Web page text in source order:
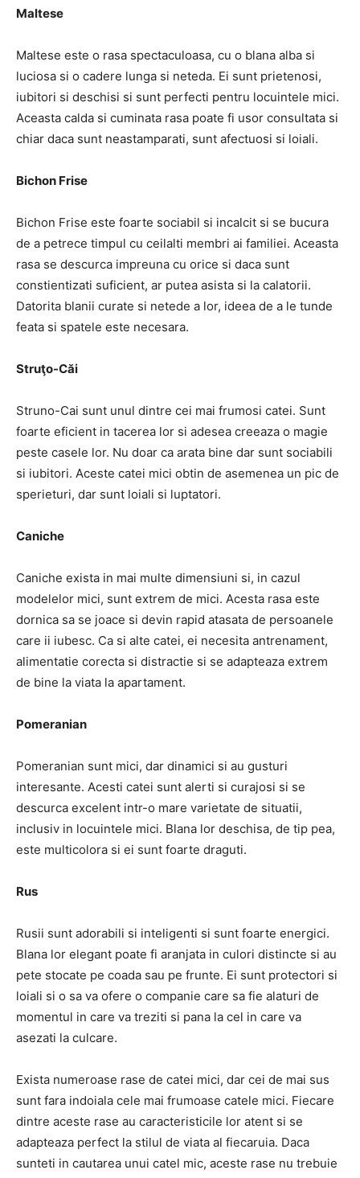
Maltese
Maltese este o rasa spectaculoasa, cu o blana alba si
luciosa si o cadere lunga si neteda. Ei sunt prietenosi,
iubitori si deschisi si sunt perfecti pentru locuintele mici.
Aceasta calda si cuminata rasa poate fi usor consultata si
chiar daca sunt neastamparati, sunt afectuosi si loiali.
Bichon Frise
Bichon Frise este foarte sociabil si incalcit si se bucura
de a petrece timpul cu ceilalti membri ai familiei. Aceasta
rasa se descurca impreuna cu orice si daca sunt
constientizati suficient, ar putea asista si la calatorii.
Datorita blanii curate si netede a lor, ideea de a le tunde
feata si spatele este necesara.
Struţo-Căi
Struno-Cai sunt unul dintre cei mai frumosi catei. Sunt
foarte eficient in tacerea lor si adesea creeaza o magie
peste casele lor. Nu doar ca arata bine dar sunt sociabili
si iubitori. Aceste catei mici obtin de asemenea un pic de
sperieturi, dar sunt loiali si luptatori.
Caniche
Caniche exista in mai multe dimensiuni si, in cazul
modelelor mici, sunt extrem de mici. Acesta rasa este
dornica sa se joace si devin rapid atasata de persoanele
care ii iubesc. Ca si alte catei, ei necesita antrenament,
alimentatie corecta si distractie si se adapteaza extrem
de bine la viata la apartament.
Pomeranian
Pomeranian sunt mici, dar dinamici si au gusturi
interesante. Acesti catei sunt alerti si curajosi si se
descurca excelent intr-o mare varietate de situatii,
inclusiv in locuintele mici. Blana lor deschisa, de tip pea,
este multicolora si ei sunt foarte draguti.
Rus
Rusii sunt adorabili si inteligenti si sunt foarte energici.
Blana lor elegant poate fi aranjata in culori distincte si au
pete stocate pe coada sau pe frunte. Ei sunt protectori si
loiali si o sa va ofere o companie care sa fie alaturi de
momentul in care va treziti si pana la cel in care va
asezati la culcare.
Exista numeroase rase de catei mici, dar cei de mai sus
sunt fara indoiala cele mai frumoase catele mici. Fiecare
dintre aceste rase au caracteristicile lor atent si se
adapteaza perfect la stilul de viata al fiecaruia. Daca
sunteti in cautarea unui catel mic, aceste rase nu trebuie